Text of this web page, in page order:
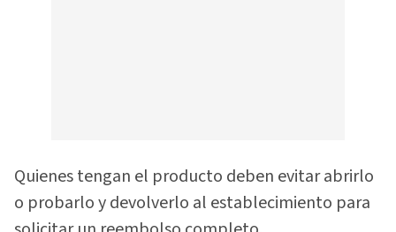
Quienes tengan el producto deben evitar abrirlo
o probarlo y devolverlo al establecimiento para